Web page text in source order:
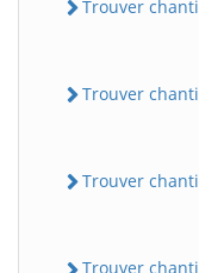
Trouver
Trouver
Trouver
Trouver